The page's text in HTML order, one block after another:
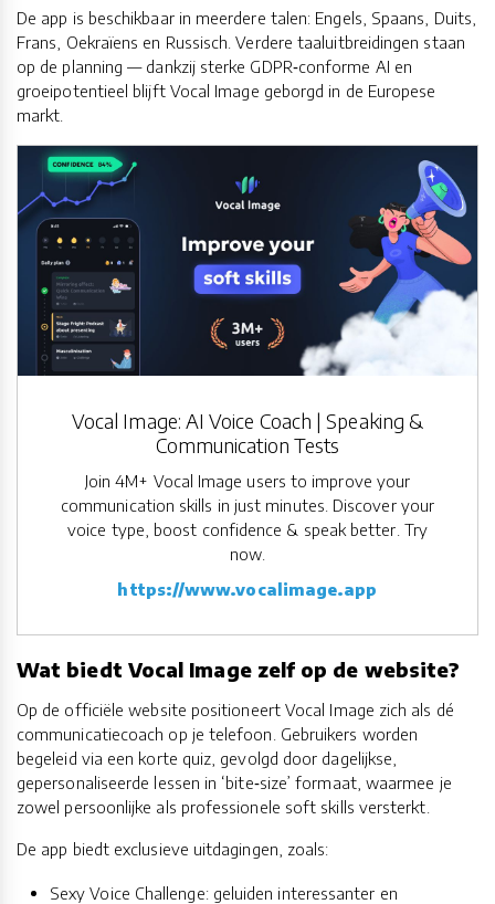
De app is beschikbaar in meerdere talen: Engels, Spaans, Duits,
Frans, Oekraïens en Russisch. Verdere taaluitbreidingen staan
op de planning — dankzij sterke GDPR‑conforme AI en
groeipotentieel blijft Vocal Image geborgd in de Europese
markt.
Vocal Image: AI Voice Coach | Speaking &
Communication Tests
Join 4M+ Vocal Image users to improve your
communication skills in just minutes. Discover your
voice type, boost confidence & speak better. Try
now.
https://www.vocalimage.app
Wat biedt Vocal Image zelf op de website?
Op de officiële website positioneert Vocal Image zich als dé
communicatiecoach op je telefoon. Gebruikers worden
begeleid via een korte quiz, gevolgd door dagelijkse,
gepersonaliseerde lessen in ‘bite‑size’ formaat, waarmee je
zowel persoonlijke als professionele soft skills versterkt.
De app biedt exclusieve uitdagingen, zoals:
Sexy Voice Challenge: geluiden interessanter en